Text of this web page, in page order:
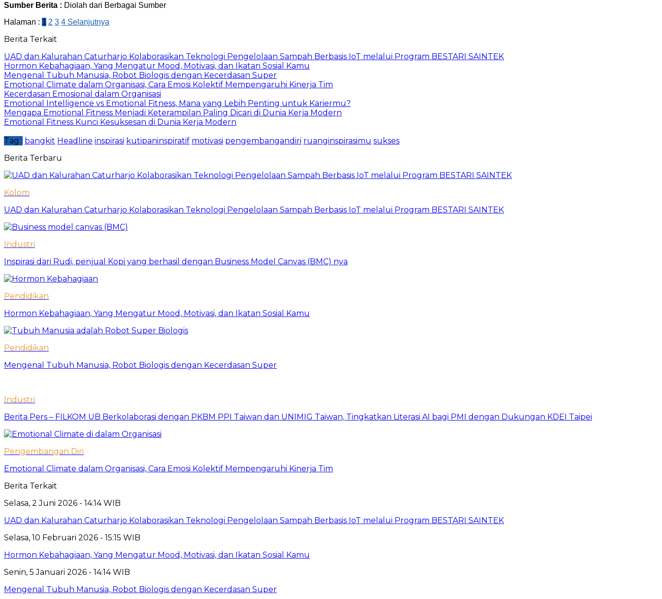
Sumber Berita : Diolah dari Berbagai Sumber
Halaman : 1 2 3 4 Selanjutnya
Berita Terkait
UAD dan Kalurahan Caturharjo Kolaborasikan Teknologi Pengelolaan Sampah Berbasis IoT melalui Program BESTARI SAINTEK
Hormon Kebahagiaan, Yang Mengatur Mood, Motivasi, dan Ikatan Sosial Kamu
Mengenal Tubuh Manusia, Robot Biologis dengan Kecerdasan Super
Emotional Climate dalam Organisasi, Cara Emosi Kolektif Mempengaruhi Kinerja Tim
Kecerdasan Emosional dalam Organisasi
Emotional Intelligence vs Emotional Fitness, Mana yang Lebih Penting untuk Kariermu?
Mengapa Emotional Fitness Menjadi Keterampilan Paling Dicari di Dunia Kerja Modern
Emotional Fitness Kunci Kesuksesan di Dunia Kerja Modern
Tag : bangkit Headline inspirasi kutipaninspiratif motivasi pengembangandiri ruanginspirasimu sukses
Berita Terbaru
Kolom
UAD dan Kalurahan Caturharjo Kolaborasikan Teknologi Pengelolaan Sampah Berbasis IoT melalui Program BESTARI SAINTEK
Industri
Inspirasi dari Rudi, penjual Kopi yang berhasil dengan Business Model Canvas (BMC) nya
Pendidikan
Hormon Kebahagiaan, Yang Mengatur Mood, Motivasi, dan Ikatan Sosial Kamu
Pendidikan
Mengenal Tubuh Manusia, Robot Biologis dengan Kecerdasan Super
Industri
Berita Pers – FILKOM UB Berkolaborasi dengan PKBM PPI Taiwan dan UNIMIG Taiwan, Tingkatkan Literasi AI bagi PMI dengan Dukungan KDEI Taipei
Pengembangan Diri
Emotional Climate dalam Organisasi, Cara Emosi Kolektif Mempengaruhi Kinerja Tim
Berita Terkait
Selasa, 2 Juni 2026 - 14:14 WIB
UAD dan Kalurahan Caturharjo Kolaborasikan Teknologi Pengelolaan Sampah Berbasis IoT melalui Program BESTARI SAINTEK
Selasa, 10 Februari 2026 - 15:15 WIB
Hormon Kebahagiaan, Yang Mengatur Mood, Motivasi, dan Ikatan Sosial Kamu
Senin, 5 Januari 2026 - 14:14 WIB
Mengenal Tubuh Manusia, Robot Biologis dengan Kecerdasan Super